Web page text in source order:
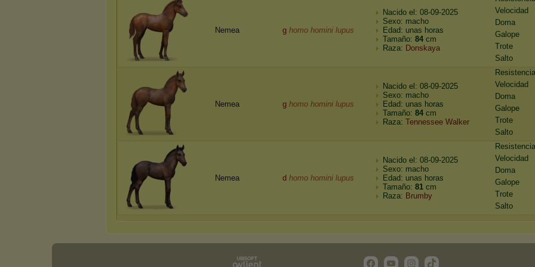
Nemea g homo homini lupus
Nacido el: 08-09-2025
Sexo: macho
Edad: unas horas
Tamaño: 84 cm
Raza: Donskaya
Velocidad
Doma
Galope
Trote
Salto
Nemea g homo homini lupus
Nacido el: 08-09-2025
Sexo: macho
Edad: unas horas
Tamaño: 84 cm
Raza: Tennessee Walker
Resistencia
Velocidad
Doma
Galope
Trote
Salto
Nemea d homo homini lupus
Nacido el: 08-09-2025
Sexo: macho
Edad: unas horas
Tamaño: 81 cm
Raza: Brumby
Resistencia
Velocidad
Doma
Galope
Trote
Salto